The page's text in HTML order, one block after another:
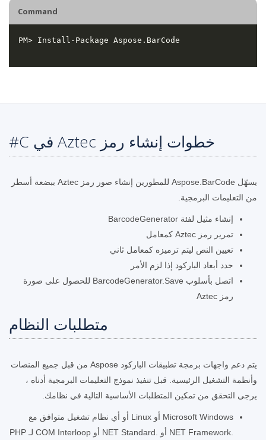
Command
خطوات إنشاء رمز Aztec في C#
يسهّل Aspose.BarCode للمطورين إنشاء صور رمز Aztec ببضعة أسطر
من التعليمات البرمجية.
إنشاء مثيل لفئة BarcodeGenerator
تمرير رمز Aztec كمعامل
تعيين النص ليتم ترميزه كمعامل ثاني
حدد أبعاد الباركود إذا لزم الأمر
اتصل بأسلوب BarcodeGenerator.Save للحصول على صورة
رمز Aztec
متطلبات النظام
يتم دعم واجهات برمجة تطبيقات الباركود Aspose من قبل جميع المنصات
وأنظمة التشغيل الرئيسية. قبل تنفيذ نموذج التعليمات البرمجية أدناه ،
يرجى التحقق من تمكين المتطلبات الأساسية التالية في نظامك.
Microsoft Windows أو Linux أو أي نظام تشغيل متوافق مع
.NET Framework أو .NET Standard أو COM Interloop لـ PHP